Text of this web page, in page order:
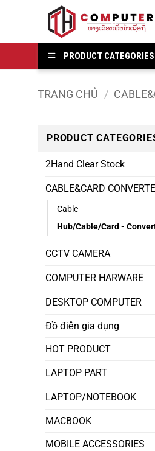
PRODUCT CATEGORIES
TRANG CHỦ /
PRODUCT
2Hand Clear Stock
CABLE&CARD
Cable
Hub/Cable/Card -
CCTV CAMERA
COMPUTER HARWARE
DESKTOP COMPUTER
Đồ điện gia dụng
HOT PRODUCT
LAPTOP PART
LAPTOP/NOTEBOOK
MACBOOK
MOBILE ACCESSORIES